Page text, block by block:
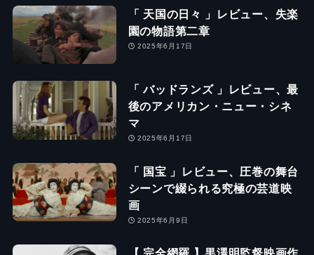
「 天国の日々 」レビュー、失楽
園の物語第二章
2025年6月17日
「 バッドランズ 」レビュー、最
後のアメリカン・ニュー・シネ
マ
2025年6月17日
「 国宝 」レビュー、圧巻の舞台
シーンで綴られる究極の芸道映
画
2025年6月9日